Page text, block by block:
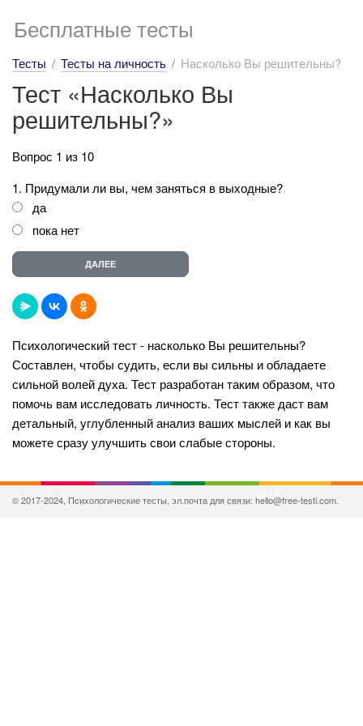
Бесплатные тесты
Тесты Тесты на личность Насколько Вы решительны?
Тест «Насколько Вы
решительны?»
Вопрос 1 из 10
1. Придумали ли вы, чем заняться в выходные?
да
пока нет
Психологический тест - насколько Вы решительны?
Составлен, чтобы судить, если вы сильны и обладаете
сильной волей духа. Тест разработан таким образом, что
помочь вам исследовать личность. Тест также даст вам
детальный, углубленный анализ ваших мыслей и как вы
можете сразу улучшить свои слабые стороны.
© 2017-2024, Психологические тесты, эл.почта для связи: hello@free-testi.com.